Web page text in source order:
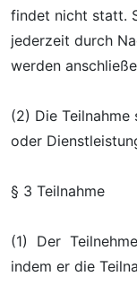
findet nicht statt.
jederzeit durch
werden
(2) Die
oder
§ 3 Teilnahme
(1) Der
indem er die